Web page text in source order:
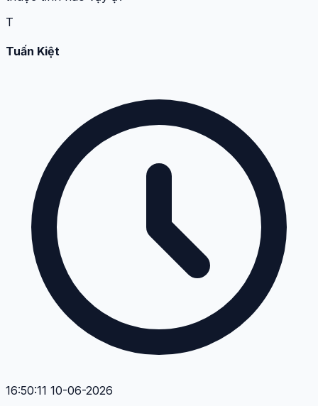
T
Tuấn Kiệt
16:50:11 10-06-2026